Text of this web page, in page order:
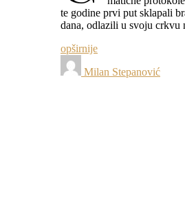
te godine prvi put sklapali
dana, odlazili u svoju crkvu
opširnije
Milan Stepanović